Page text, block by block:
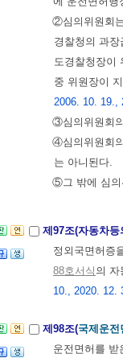
②심의위원회
경찰청의 과
도경찰청장이
중 위원장이
2006. 10. 19.,
③심의위원회
④심의위원회
는 아니된다.
⑤그 밖에 심의
제97조(자동차
정외국면허증
88호서식 의 자
10., 2020. 12.
제98조(국제운
운전면허를